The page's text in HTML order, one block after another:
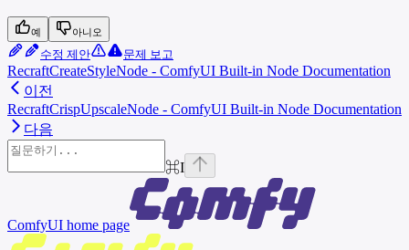
예 아니오
수정 제안 문제 보고
RecraftCreateStyleNode - ComfyUI Built-in Node Documentation
이전
RecraftCrispUpscaleNode - ComfyUI Built-in Node Documentation
다음
⌘I
ComfyUI home page